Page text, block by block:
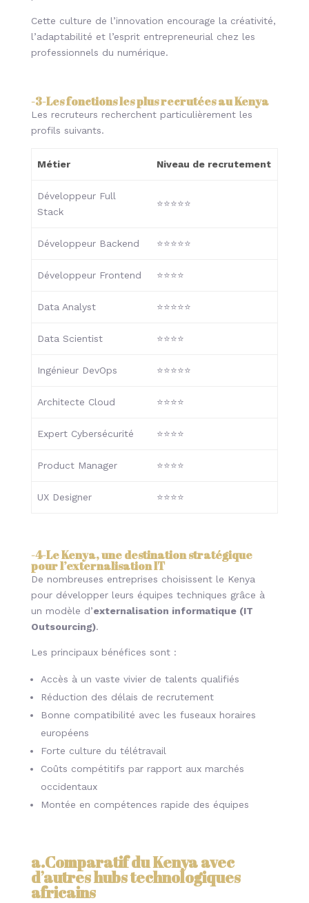
Cette culture de l’innovation encourage la créativité,
l’adaptabilité et l’esprit entrepreneurial chez les
professionnels du numérique.
-3-Les fonctions les plus recrutées au Kenya
Les recruteurs recherchent particulièrement les
profils suivants.
Métier Niveau de recrutement
Développeur Full
Stack
⭐⭐⭐⭐⭐
Développeur Backend ⭐⭐⭐⭐⭐
Développeur Frontend ⭐⭐⭐⭐
Data Analyst ⭐⭐⭐⭐⭐
Data Scientist ⭐⭐⭐⭐
Ingénieur DevOps ⭐⭐⭐⭐⭐
Architecte Cloud ⭐⭐⭐⭐
Expert Cybersécurité ⭐⭐⭐⭐
Product Manager ⭐⭐⭐⭐
UX Designer ⭐⭐⭐⭐
-4-Le Kenya, une destination stratégique
pour l’externalisation IT
De nombreuses entreprises choisissent le Kenya
pour développer leurs équipes techniques grâce à
un modèle d’externalisation informatique (IT
Outsourcing).
Les principaux bénéfices sont :
Accès à un vaste vivier de talents qualifiés
Réduction des délais de recrutement
Bonne compatibilité avec les fuseaux horaires
européens
Forte culture du télétravail
Coûts compétitifs par rapport aux marchés
occidentaux
Montée en compétences rapide des équipes
a.Comparatif du Kenya avec
d’autres hubs technologiques
africains